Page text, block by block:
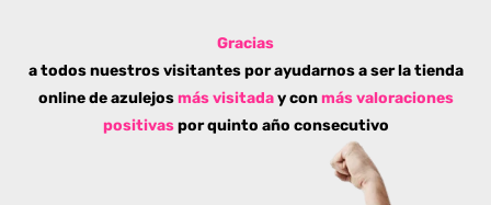
Gracias
a todos nuestros visitantes por ayudarnos a ser la tienda
online de azulejos más visitaday conmás valoraciones
positivaspor quinto año consecutivo